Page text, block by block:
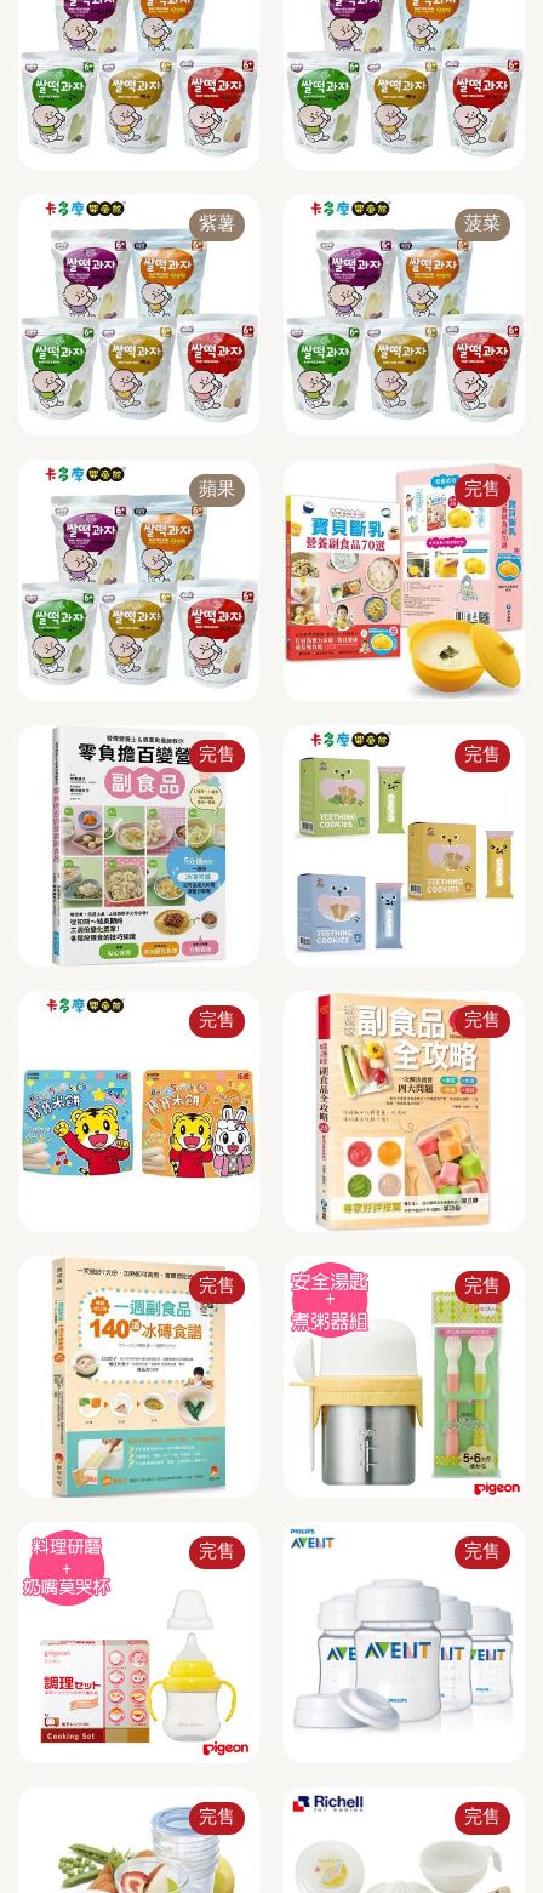
紫薯 菠菜
蘋果 完售
完售 完售
完售 完售
完售 完售
完售 完售
完售 完售